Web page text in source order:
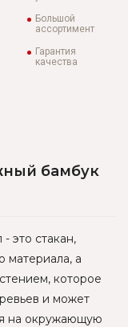
Большой
ассортимент
Гарантия
качества
бамбук
это стакан,
материала, а
которое
и может
на окружающую